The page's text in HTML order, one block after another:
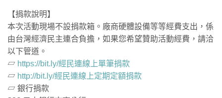
【捐款說明】
本次活動現場不設捐款箱。廠商硬體設備等等經費支出，係
由台灣經濟民主連合負擔，如果您希望贊助活動經費，請洽
以下管道。
▱ https://bit.ly/經民連線上單筆捐款
▱ http://bit.ly/經民連線上定期定額捐款
▱ 銀行捐款